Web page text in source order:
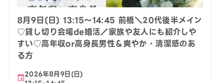
8月9日(日) 13:15〜14:45 前橋＼20代後半メイン
♡貸し切り会場de婚活／家族や友人にも紹介しや
すい♡高年収or高身長男性＆爽やか・清潔感のあ
る方
2026年8月9日(日)